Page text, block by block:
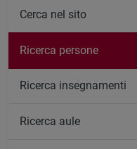
Cerca nel sito
Ricerca persone
Ricerca insegnamenti
Ricerca aule